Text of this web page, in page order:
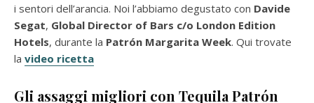
i sentori dell’arancia. Noi l’abbiamo degustato con Davide
Segat, Global Director of Bars c/o London Edition
Hotels, durante la Patrón Margarita Week. Qui trovate
la video ricetta
Gli assaggi migliori con Tequila Patrón